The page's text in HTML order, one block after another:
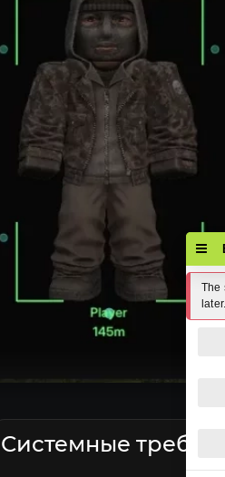
Системные
The
later.